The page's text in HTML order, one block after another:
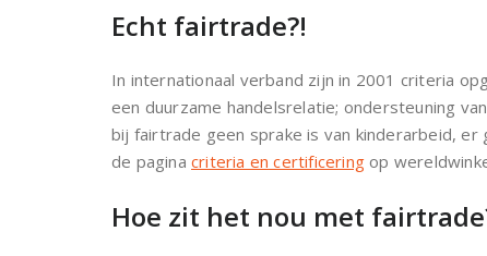
Echt fairtrade?!
In internationaal verband zijn in 2001 criteria
een duurzame handelsrelatie; ondersteuning
bij fairtrade geen sprake is van kinderarbeid,
de pagina criteria en certificering op
Hoe zit het nou met